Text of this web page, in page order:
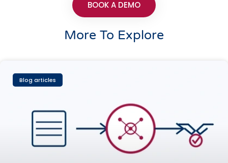
BOOK A DEMO
More To Explore
Blog articles